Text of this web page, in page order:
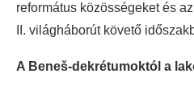
református közösségeket és
II. világháborút követő
A Beneš-dekrétumoktól a